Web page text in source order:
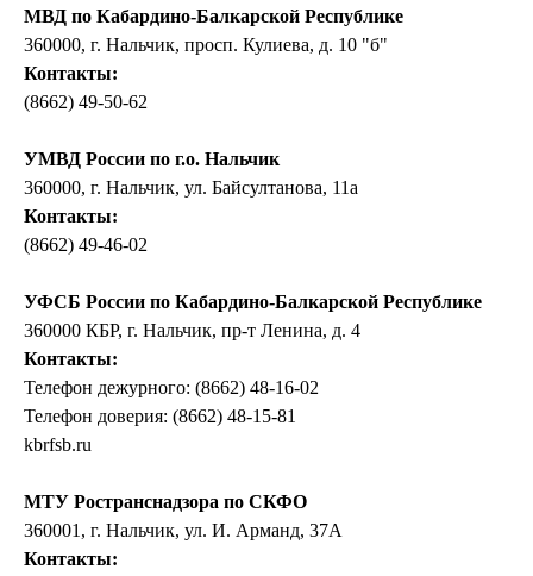
МВД по Кабардино-Балкарской Республике
360000, г. Нальчик, просп. Кулиева, д. 10 "б"
Контакты:
(8662) 49-50-62
УМВД России по г.о. Нальчик
360000, г. Нальчик, ул. Байсултанова, 11а
Контакты:
(8662) 49-46-02
УФСБ России по Кабардино-Балкарской Республике
360000 КБР, г. Нальчик, пр-т Ленина, д. 4
Контакты:
Телефон дежурного: (8662) 48-16-02
Телефон доверия: (8662) 48-15-81
kbrfsb.ru
МТУ Ространснадзора по СКФО
360001, г. Нальчик, ул. И. Арманд, 37А
Контакты: